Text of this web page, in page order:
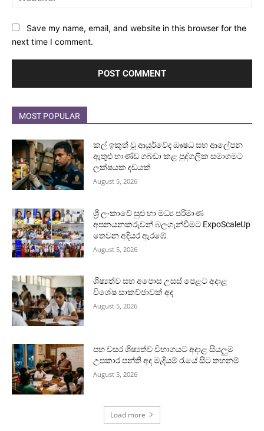
Save my name, email, and website in this browser for the
next time I comment.
MOST POPULAR
කල් ඉකුත් වූ ආයුර්වේද ඖෂධ සහ ආලේපන
ඇතුළු භාණ්ඩ ගබඩා කළ පුද්ගලික සමාගමට
ලක්ෂයක දඩයක්
August 5, 2026
ශ්‍රී ලංකාවේ සුළු හා මධ්‍ය පරිමාණ
අපනයනකරුවන් බලගැන්වීමට ExpoScaleUp
තෙවන අදියර ඇරඹේ
August 5, 2026
ශිෂ්‍යත්ව සහ අපොස උසස් පෙළට අදාළ
විශේෂ සාකච්ඡාවක් අද
August 5, 2026
පහ වසර ශිෂ්‍යත්ව විභාගයට අදාළ සියලුම
උපකාර පන්ති අද මැදියම් රැයේ සිට තහනම්
August 5, 2026
Load more